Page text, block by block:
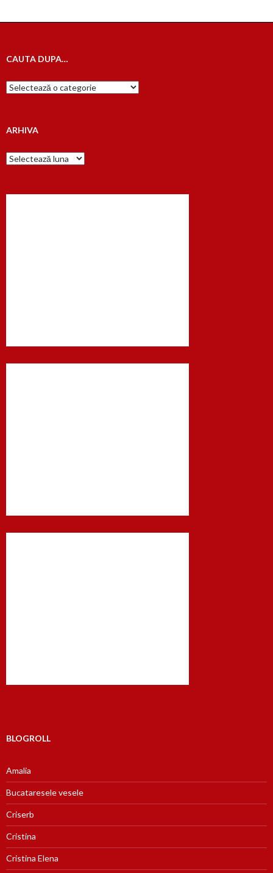
CAUTA DUPA…
Cauta
dupa…
ARHIVA
Arhiva
BLOGROLL
Amalia
Bucataresele vesele
Criserb
Cristina
Cristina Elena